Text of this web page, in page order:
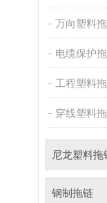
万向塑料
电缆保护
工程塑料
穿线塑料
尼龙塑料拖
钢制拖链